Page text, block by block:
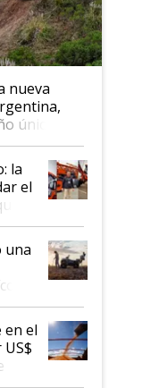
nueva
único: a
la
el
una
en el